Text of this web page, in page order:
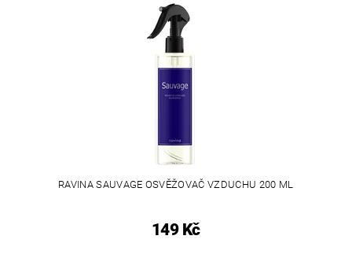
RAVINA SAUVAGE OSVĚŽOVAČ VZDUCHU 200 ML
149 Kč